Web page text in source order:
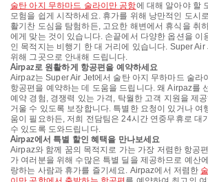
술탄 아지 무하마드 술라이만 공항에 대해 알아야 할
모험을 쉽게 시작하세요. 휴가를 위해 낭만적인 도시
활기찬 도심을 탐험하든, 고요한 해변에서 휴식을 취
에게 맞는 것이 있습니다. 손끝에서 다양한 옵션을 이
인 목적지는 비행기 한 대 거리에 있습니다. Super
위해 그곳으로 안내해 드립니다.
Airpaz로 원활하게 항공편을 예약하세요
Airpaz는 Super Air Jet에서 술탄 아지 무하마드 술라
항공편을 예약하는 데 도움을 드립니다. 왜 Airpaz를
예약 경험, 경쟁력 있는 가격, 탁월한 고객 지원을 제
거울 수 있도록 보장합니다. 특별한 요청이 있거나 여
움이 필요하든, 저희 전담팀은 24시간 연중무휴로 대
수 있도록 도와드립니다.
Airpaz에서 특별 할인 혜택을 만나보세요
Airpaz와 함께 꿈의 목적지로 가는 가장 저렴한 항공
가 여러분을 위해 수많은 특별 딜을 제공하므로 예산
랑하는 사람과 휴가를 즐기세요. Airpaz에서 저렴한